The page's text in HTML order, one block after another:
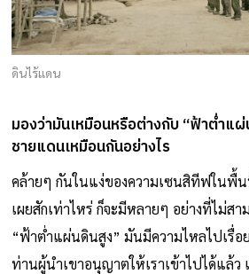
ดินไร้แดน
มองว่ามันเหมือนหรือต่างกับ “ฟ้าต่ำแผ่
ชายแดนเหมือนกันอย่างไร
คล้ายๆ กันในแง่ของความเซนสิทีฟในพื้น
เผยสักเท่าไหร่ ก็จะมีหลายๆ อย่างที่ไม่สา
“ฟ้าต่ำแผ่นดินสูง” มันมีความไหลไปเรื่
ท่านผู้นำเขาอนุญาตให้เราเข้าไปได้แล้ว